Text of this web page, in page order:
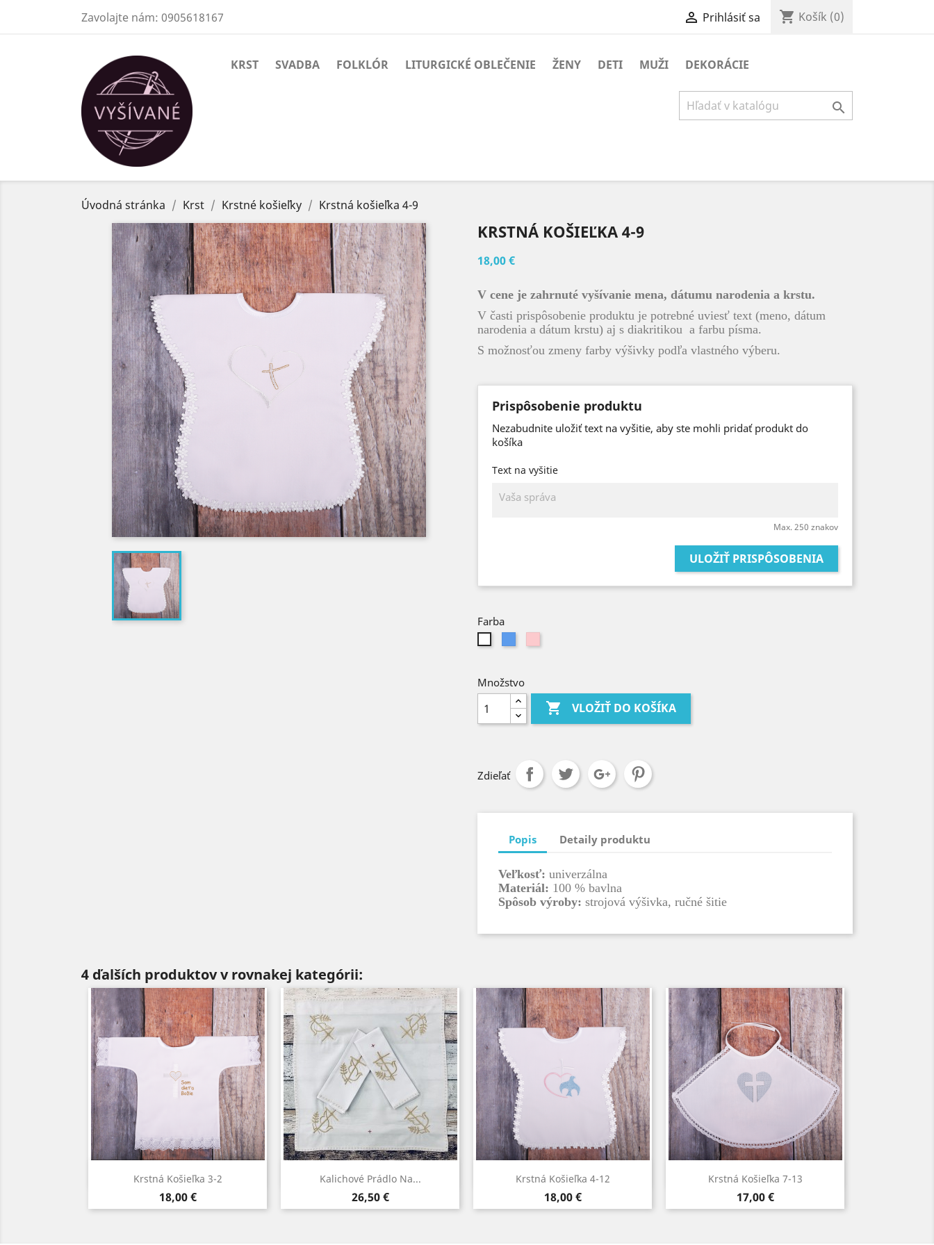
Zavolajte nám: 0905618167  Prihlásiť sa shopping_cart Košík (0)
KRST SVADBA FOLKLÓR LITURGICKÉ OBLEČENIE ŽENY DETI MUŽI DEKORÁCIE

Úvodná stránka Krst Krstné košieľky Krstná košieľka 4-9
KRSTNÁ KOŠIEĽKA 4-9
18,00 €
V cene je zahrnuté vyšívanie mena, dátumu narodenia a krstu.
V časti prispôsobenie produktu je potrebné uviesť text (meno, dátum
narodenia a dátum krstu) aj s diakritikou a farbu písma.
S možnosťou zmeny farby výšivky podľa vlastného výberu.
Prispôsobenie produktu
Nezabudnite uložiť text na vyšitie, aby ste mohli pridať produkt do
košíka
Text na vyšitie
Max. 250 znakov
ULOŽIŤ PRISPÔSOBENIA
Farba
Množstvo
 VLOŽIŤ DO KOŠÍKA
Zdieľať
Popis Detaily produktu
Veľkosť: univerzálna
Materiál: 100 % bavlna
Spôsob výroby: strojová výšivka, ručné šitie
4 ďalších produktov v rovnakej kategórii:
Krstná Košieľka 3-2
Cena
18,00 €
Rýchly náhľad
Sivá BielaModrá
Kalichové Prádlo Na...
Cena
26,50 €
Rýchly náhľad Krstná Košieľka 4-12
Cena
18,00 €
Rýchly náhľad Krstná Košieľka 7-13
Cena
17,00 €
Rýchly náhľad
BielaModrá